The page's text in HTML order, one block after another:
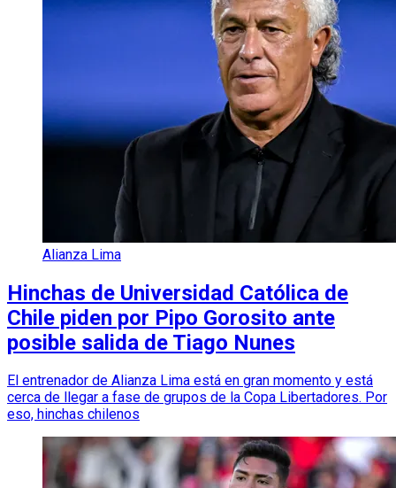
Alianza Lima
Hinchas de Universidad Católica de
Chile piden por Pipo Gorosito ante
posible salida de Tiago Nunes
El entrenador de Alianza Lima está en gran momento y está
cerca de llegar a fase de grupos de la Copa Libertadores. Por
eso, hinchas chilenos